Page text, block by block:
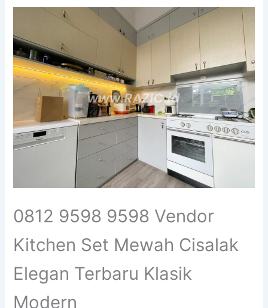
0812 9598 9598 Vendor
Kitchen Set Mewah Cisalak
Elegan Terbaru Klasik
Modern